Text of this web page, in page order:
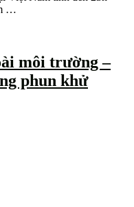
…
môi trường –
phun khử